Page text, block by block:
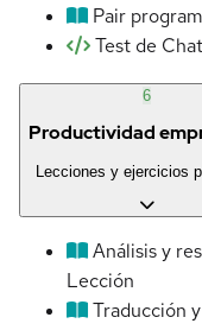
Pair
Test de
6
Productividad
Lecciones y ejercicios
Análisis y
Lección
Traducción